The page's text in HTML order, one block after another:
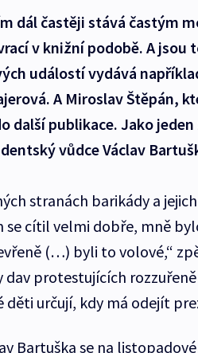
dál častěji stává častým
v knižní podobě. A jsou
událostí vydává
A Miroslav Štěpán,
další publikace. Jako
vůdce Václav
stranách barikády a
se cítil velmi dobře, mně
(…) byli to volové,“
protestujících
určují, kdy má odejít
Bartuška se na